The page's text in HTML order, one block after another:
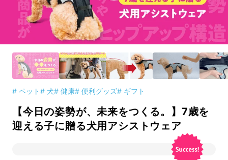
# ペット# 犬# 健康# 便利グッズ# ギフト
【今日の姿勢が、未来をつくる。】7歳を
迎える子に贈る犬用アシストウェア